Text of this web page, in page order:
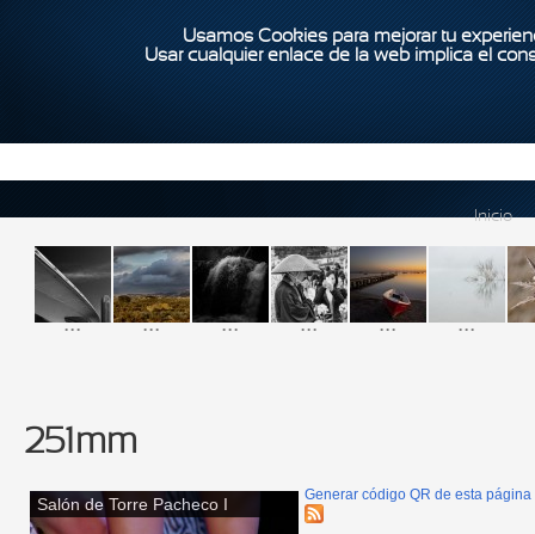
Usamos Cookies para mejorar tu
Usar cualquier enlace de la web implica el
Inicio
... ... ... ... ... ...
251mm
Salón de Torre Pacheco I Generar código QR de esta página